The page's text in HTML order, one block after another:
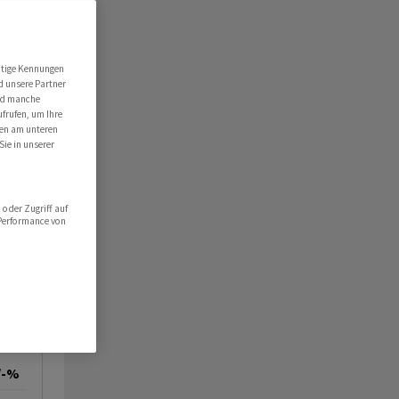
%
Kennungen
unsere Partner
manche
um Ihre
am unteren
in unserer
oder Zugriff auf
von